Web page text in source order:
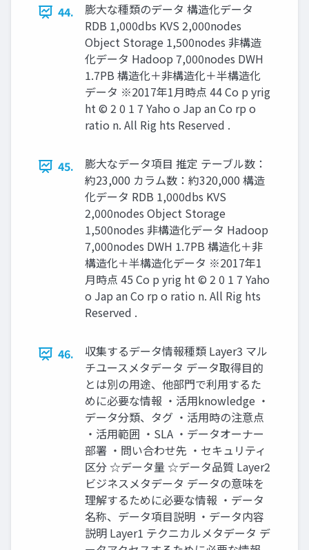
44.
膨大な種類のデータ 構造化データ
RDB 1,000dbs KVS 2,000nodes
Object Storage 1,500nodes 非構造
化データ Hadoop 7,000nodes DWH
1.7PB 構造化＋非構造化＋半構造化
データ ※2017年1月時点 44 Co p yrig
ht © 2 0 1 7 Yaho o Jap an Co rp o
ratio n. All Rig hts Reserved .
45.
膨大なデータ項目 推定 テーブル数：
約23,000 カラム数：約320,000 構造
化データ RDB 1,000dbs KVS
2,000nodes Object Storage
1,500nodes 非構造化データ Hadoop
7,000nodes DWH 1.7PB 構造化＋非
構造化＋半構造化データ ※2017年1
月時点 45 Co p yrig ht © 2 0 1 7 Yaho
o Jap an Co rp o ratio n. All Rig hts
Reserved .
46.
収集するデータ情報種類 Layer3 マル
チユースメタデータ データ取得目的
とは別の用途、他部門で利用するた
めに必要な情報 ・活用knowledge ・
データ分類、タグ ・活用時の注意点
・活用範囲 ・SLA ・データオーナー
部署 ・問い合わせ先 ・セキュリティ
区分 ☆データ量 ☆データ品質 Layer2
ビジネスメタデータ データの意味を
理解するために必要な情報 ・データ
名称、データ項目説明 ・データ内容
説明 Layer1 テクニカルメタデータ デ